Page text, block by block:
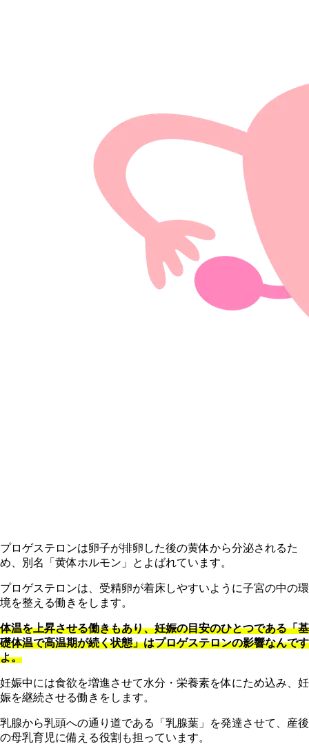
プロゲステロンは卵子が排卵した後の黄体から分泌されるた
め、別名「黄体ホルモン」とよばれています。
プロゲステロンは、受精卵が着床しやすいように子宮の中の環
境を整える働きをします。
体温を上昇させる働きもあり、妊娠の目安のひとつである「基
礎体温で高温期が続く状態」はプロゲステロンの影響なんです
よ。
妊娠中には食欲を増進させて水分・栄養素を体にため込み、妊
娠を継続させる働きをします。
乳腺から乳頭への通り道である「乳腺葉」を発達させて、産後
の母乳育児に備える役割も担っています。